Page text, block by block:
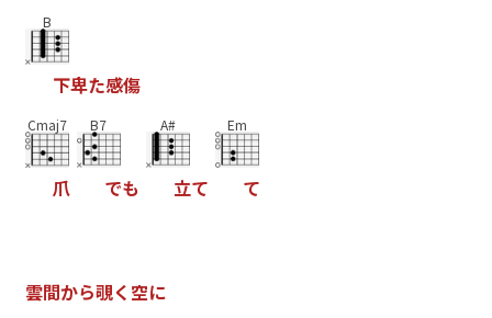
B
下卑た感傷
Cmaj7
爪
B7
でも
A#
立て
Em
て
雲間から覗く 空に